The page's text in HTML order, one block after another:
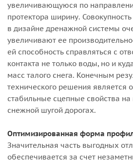
увеличивающуюся по
протектора ширину.
в дизайне дренажной системы
увеличивают ее
ей способность справляться с
контакта не только воды, но и
масс талого снега. Конечным
технического решения является
стабильные сцепные свойства
снежной шугой дорогах.
Оптимизированная форма
Значительная часть выгодных
обеспечивается за счет